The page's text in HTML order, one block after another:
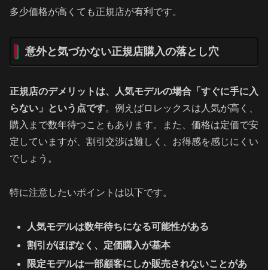
多少価格が高くても正規店が有利です。
意外と気づかない正規店購入の落とし穴
正規店のデメリットは、人気モデルの場合「すぐに手に入
らない」という点です。例えばロレックスは人気が高く、
購入まで数年待つこともあります。また、価格は定価で安
定していますが、割引交渉は難しく、お得感を感じにくい
でしょう。
特に注意したいポイントは以下です。
人気モデルは数年待ちになる可能性がある
割引がほぼなく、定価購入が基本
限定モデルは一部顧客にしか販売されないことがあ